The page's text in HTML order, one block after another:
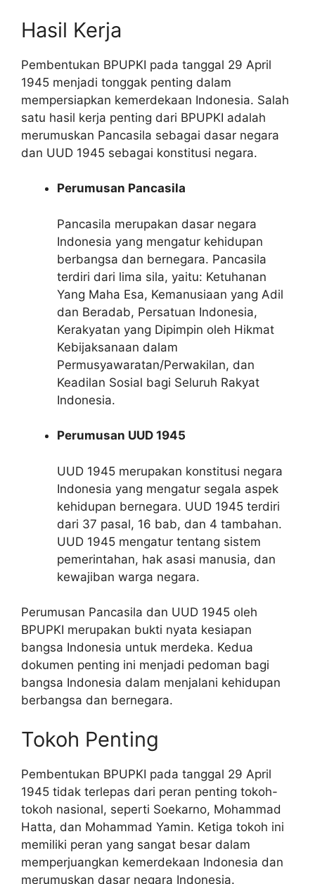
Hasil Kerja
Pembentukan BPUPKI pada tanggal 29 April
1945 menjadi tonggak penting dalam
mempersiapkan kemerdekaan Indonesia. Salah
satu hasil kerja penting dari BPUPKI adalah
merumuskan Pancasila sebagai dasar negara
dan UUD 1945 sebagai konstitusi negara.
Perumusan Pancasila
Pancasila merupakan dasar negara
Indonesia yang mengatur kehidupan
berbangsa dan bernegara. Pancasila
terdiri dari lima sila, yaitu: Ketuhanan
Yang Maha Esa, Kemanusiaan yang Adil
dan Beradab, Persatuan Indonesia,
Kerakyatan yang Dipimpin oleh Hikmat
Kebijaksanaan dalam
Permusyawaratan/Perwakilan, dan
Keadilan Sosial bagi Seluruh Rakyat
Indonesia.
Perumusan UUD 1945
UUD 1945 merupakan konstitusi negara
Indonesia yang mengatur segala aspek
kehidupan bernegara. UUD 1945 terdiri
dari 37 pasal, 16 bab, dan 4 tambahan.
UUD 1945 mengatur tentang sistem
pemerintahan, hak asasi manusia, dan
kewajiban warga negara.
Perumusan Pancasila dan UUD 1945 oleh
BPUPKI merupakan bukti nyata kesiapan
bangsa Indonesia untuk merdeka. Kedua
dokumen penting ini menjadi pedoman bagi
bangsa Indonesia dalam menjalani kehidupan
berbangsa dan bernegara.
Tokoh Penting
Pembentukan BPUPKI pada tanggal 29 April
1945 tidak terlepas dari peran penting tokoh-
tokoh nasional, seperti Soekarno, Mohammad
Hatta, dan Mohammad Yamin. Ketiga tokoh ini
memiliki peran yang sangat besar dalam
memperjuangkan kemerdekaan Indonesia dan
merumuskan dasar negara Indonesia.